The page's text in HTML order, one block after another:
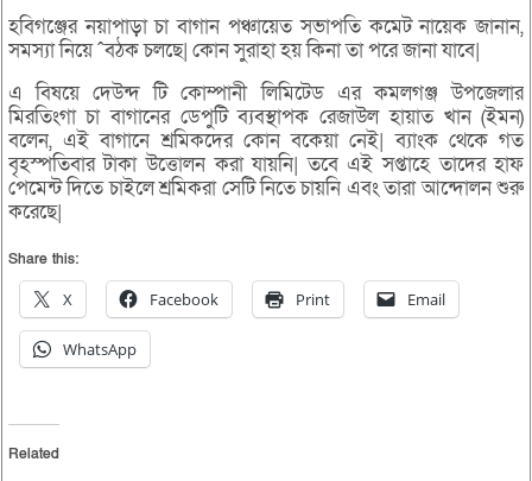
হবিগঞ্জের নয়াপাড়া চা বাগান পঞ্চায়েত সভাপতি কমেট নায়েক জানান,
সমস্যা নিয়ে ˆবঠক চলছে| কোন সুরাহা হয় কিনা তা পরে জানা যাবে|
এ বিষয়ে দেউন্দ টি কোম্পানী লিমিটেড এর কমলগঞ্জ উপজেলার
মিরতিংগা চা বাগানের ডেপুটি ব্যবস্থাপক রেজাউল হায়াত খান (ইমন)
বলেন, এই বাগানে শ্রমিকদের কোন বকেয়া নেই| ব্যাংক থেকে গত
বৃহস্পতিবার টাকা উত্তোলন করা যায়নি| তবে এই সপ্তাহে তাদের হাফ
পেমেন্ট দিতে চাইলে শ্রমিকরা সেটি নিতে চায়নি এবং তারা আন্দোলন শুরু
করেছে|
Share this:
X Facebook Print Email
WhatsApp
Related